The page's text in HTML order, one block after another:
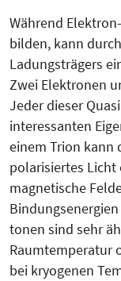
Während
bilden, kann
Ladungs­trägers
Zwei Elek­tronen
Jeder dieser
interessanten
einem Trion kann
polarisiertes Licht
magnetische
tonen sind sehr
Raumtemperatur
bei kryogenen